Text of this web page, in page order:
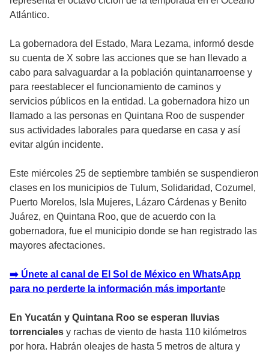
Atlántico.
La gobernadora del Estado, Mara Lezama, informó desde
su cuenta de X sobre las acciones que se han llevado a
cabo para salvaguardar a la población quintanarroense y
para reestablecer el funcionamiento de caminos y
servicios públicos en la entidad. La gobernadora hizo un
llamado a las personas en Quintana Roo de suspender
sus actividades laborales para quedarse en casa y así
evitar algún incidente.
Este miércoles 25 de septiembre también se suspendieron
clases en los municipios de Tulum, Solidaridad, Cozumel,
Puerto Morelos, Isla Mujeres, Lázaro Cárdenas y Benito
Juárez, en Quintana Roo, que de acuerdo con la
gobernadora, fue el municipio donde se han registrado las
mayores afectaciones.
➡️ Únete al canal de El Sol de México en WhatsApp
para no perderte la información más importante
En Yucatán y Quintana Roo se esperan lluvias
torrenciales y rachas de viento de hasta 110 kilómetros
por hora. Habrán oleajes de hasta 5 metros de altura y